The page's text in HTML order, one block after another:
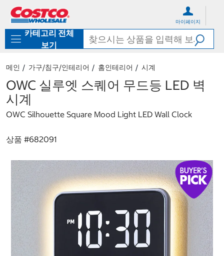
로
기
가
마이페이지
카테고리 전체
보기
메인 가구/침구/인테리어 홈인테리어 시계
OWC 실루엣 스퀘어 무드등 LED 벽
시계
OWC Silhouette Square Mood Light LED Wall Clock
상품 #682091